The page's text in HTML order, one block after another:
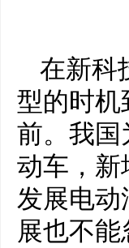
在新科
型的时机
前。我国
动车，新
发展电
展也不